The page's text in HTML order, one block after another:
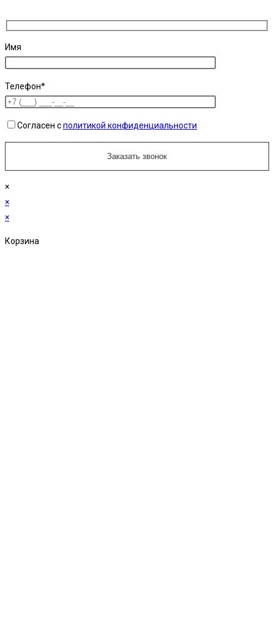
Имя
Телефон*
Согласен сполитикой конфиденциальности
×
×
×
Корзина